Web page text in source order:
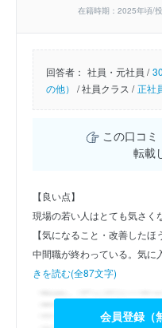
在籍時期：2025年頃/
回答者： 社員・元社員 /
の他） /社員クラス / 正社
この口コミ
転載
【良い点】
現場の若い人はとても気さく
【気になること・改善したほ
中間職が終わっている。気に
きを読む(全87文字)
会員登録（